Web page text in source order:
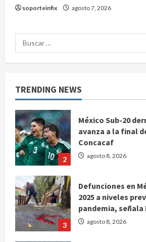
soporteinfix agosto 7, 2026
Buscar:
TRENDING NEWS
5
Muere a los 26
influencer que
contra el cáncer
2
avanza a la final
Concacaf
agosto 8, 2026
3
2025 a niveles
pandemia, señala
agosto 8, 2026